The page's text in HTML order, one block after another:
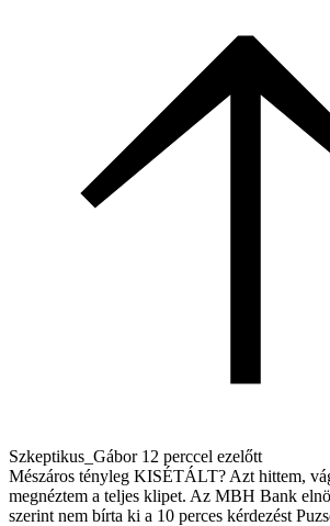
Szkeptikus_Gábor 12 perccel ezelőtt
Mészáros tényleg KISÉTÁLT? Azt hittem,
megnéztem a teljes klipet. Az MBH Bank
szerint nem bírta ki a 10 perces kérdezést